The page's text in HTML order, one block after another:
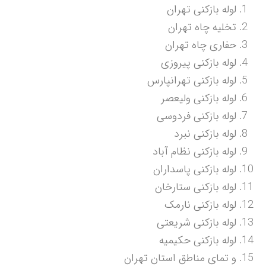
لوله بازکنی تهران
تخلیه چاه تهران
حفاری چاه تهران
لوله بازکنی پیروزی
لوله بازکنی تهرانپارس
لوله بازکنی ولیعصر
لوله بازکنی فردوسی
لوله بازکنی نبرد
لوله بازکنی نظام آباد
لوله بازکنی پاسداران
لوله بازکنی ستارخان
لوله بازکنی نارمک
لوله بازکنی شریعتی
لوله بازکنی حکیمیه
و تمای مناطق استان تهران